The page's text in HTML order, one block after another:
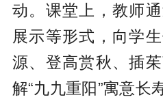
动。课堂上，教师
展示等形式，向学
源、登高赏秋、插
解“九九重阳”寓意长